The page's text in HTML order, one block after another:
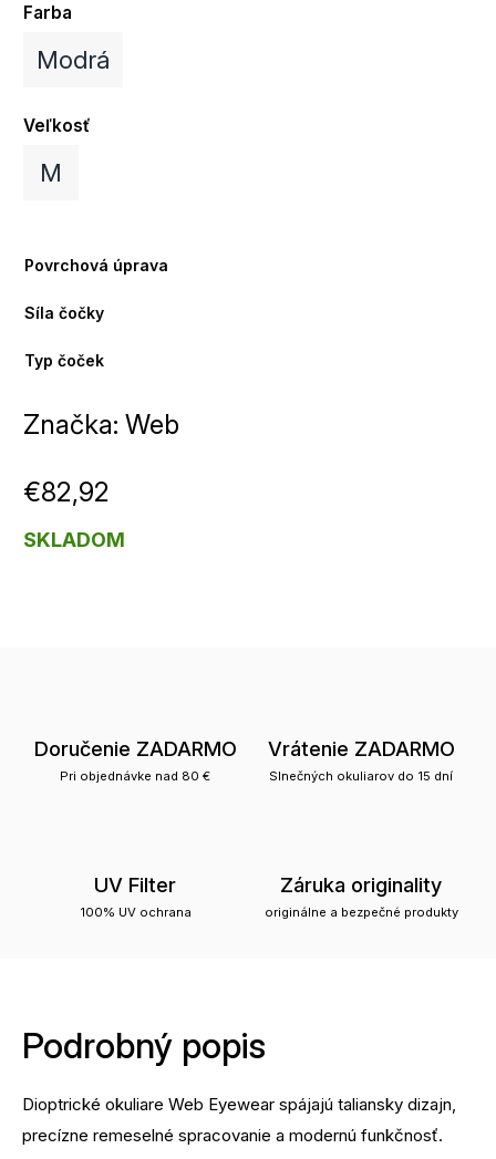
Farba
Modrá
Veľkosť
M
Povrchová úprava
Síla čočky
Typ čoček
Značka: Web
€82,92
SKLADOM
Doručenie ZADARMO
Pri objednávke nad 80 €
Vrátenie ZADARMO
Slnečných okuliarov do 15 dní
UV Filter
100% UV ochrana
Záruka originality
originálne a bezpečné produkty
Podrobný popis
Dioptrické okuliare Web Eyewear spájajú taliansky dizajn,
precízne remeselné spracovanie a modernú funkčnosť.